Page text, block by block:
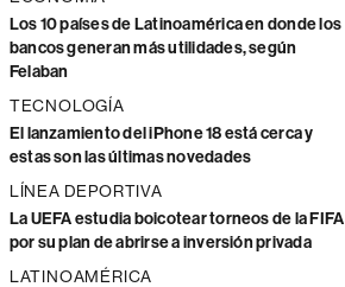
Los 10 países de Latinoamérica en donde los
bancos generan más utilidades, según
Felaban
TECNOLOGÍA
El lanzamiento del iPhone 18 está cerca y
estas son las últimas novedades
LÍNEA DEPORTIVA
La UEFA estudia boicotear torneos de la FIFA
por su plan de abrirse a inversión privada
LATINOAMÉRICA